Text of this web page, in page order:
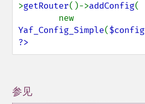
>getRouter()->addConfig(
Yaf_Config_Simple($config
?>
参见